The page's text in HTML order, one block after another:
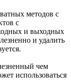
методов с
с
и выходных
и удалить
чем
использоваться